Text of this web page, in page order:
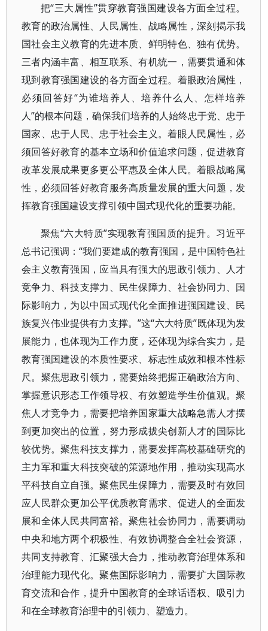
把“三大属性”贯穿教育强国建设各方面全过程。
教育的政治属性、人民属性、战略属性，深刻揭示我
国社会主义教育的先进本质、鲜明特色、独有优势。
三者内涵丰富、相互联系、有机统一，需要贯通和体
现到教育强国建设的各方面全过程。着眼政治属性，
必须回答好“为谁培养人、培养什么人、怎样培养
人”的根本问题，确保我们培养的人始终忠于党、忠于
国家、忠于人民、忠于社会主义。着眼人民属性，必
须回答好教育的基本立场和价值追求问题，促进教育
改革发展成果更多更公平惠及全体人民。着眼战略属
性，必须回答好教育服务高质量发展的重大问题，发
挥教育强国建设支撑引领中国式现代化的重要功能。
聚焦“六大特质”实现教育强国质的提升。习近平
总书记强调：“我们要建成的教育强国，是中国特色社
会主义教育强国，应当具有强大的思政引领力、人才
竞争力、科技支撑力、民生保障力、社会协同力、国
际影响力，为以中国式现代化全面推进强国建设、民
族复兴伟业提供有力支撑。”这“六大特质”既体现为发
展能力，也体现为工作力度，还体现为综合实力，是
教育强国建设的本质性要求、标志性成效和根本性标
尺。聚焦思政引领力，需要始终把握正确政治方向、
掌握意识形态工作领导权、有效塑造学生价值观。聚
焦人才竞争力，需要把培养国家重大战略急需人才摆
到更加突出的位置，努力形成拔尖创新人才的国际比
较优势。聚焦科技支撑力，需要发挥高校基础研究的
主力军和重大科技突破的策源地作用，推动实现高水
平科技自立自强。聚焦民生保障力，需要及时有效回
应人民群众更加公平优质教育需求、促进人的全面发
展和全体人民共同富裕。聚焦社会协同力，需要调动
中央和地方两个积极性、有效协调整合全社会资源，
共同支持教育、汇聚强大合力，推动教育治理体系和
治理能力现代化。聚焦国际影响力，需要扩大国际教
育交流和合作，提升中国教育的全球话语权、吸引力
和在全球教育治理中的引领力、塑造力。